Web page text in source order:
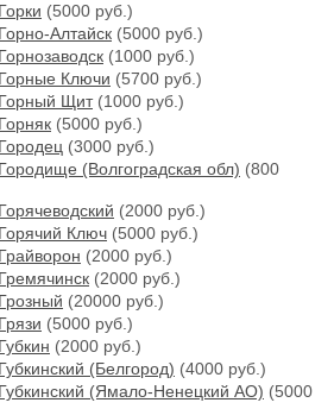
(5000 руб.)
Алтайск (5000 руб.)
(1000 руб.)
Ключи (5700 руб.)
Горный Щит(1000 руб.)
(5000 руб.)
(3000 руб.)
(Волгоградская обл) (800
(2000 руб.)
Ключ (5000 руб.)
(2000 руб.)
(2000 руб.)
(20000 руб.)
(5000 руб.)
(2000 руб.)
(Белгород) (4000 руб.)
(Ямало-Ненецкий АО) (5000